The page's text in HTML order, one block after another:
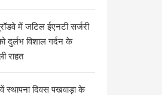
में जटिल ईएनटी सर्जरी
दुर्लभ विशाल गर्दन के
राहत
दिवस पखवाड़ा के